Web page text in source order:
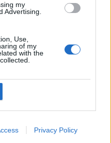
my
Advertising.
Use,
of my
with the
Privacy Policy
#Γιώργος Λιάγκας